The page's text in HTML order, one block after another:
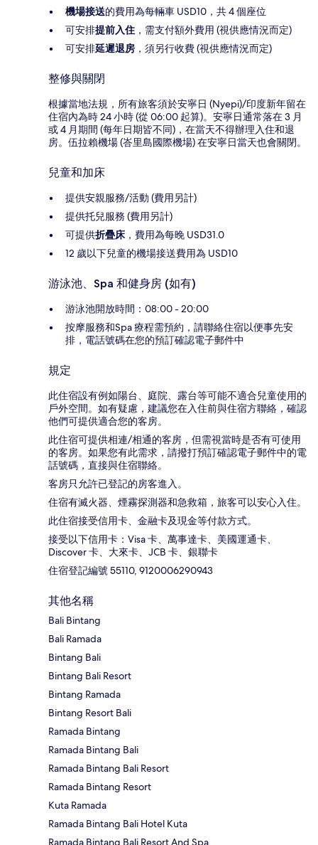
機場接送的費用為每輛車 USD10，共 4 個座位
可安排提前入住 ，需支付額外費用 (視供應情況而定)
可安排延遲退房 ，須另行收費 (視供應情況而定)
整修與關閉
根據當地法規，所有旅客須於安寧日 (Nyepi)/印度新年留在
住宿內為時 24 小時 (從 06:00 起算)。安寧日通常落在 3 月
或 4 月期間 (每年日期皆不同)，在當天不得辦理入住和退
房。伍拉賴機場 (峇里島國際機場) 在安寧日當天也會關閉。
兒童和加床
提供安親服務/活動 (費用另計)
提供托兒服務 (費用另計)
可提供折疊床 ，費用為每晚 USD31.0
12 歲以下兒童的機場接送費用為 USD10
游泳池、Spa 和健身房 (如有)
游泳池開放時間：08:00 - 20:00
按摩服務和Spa 療程需預約，請聯絡住宿以便事先安
排，電話號碼在您的預訂確認電子郵件中
規定
此住宿設有例如陽台、庭院、露台等可能不適合兒童使用的
戶外空間。如有疑慮，建議您在入住前與住宿方聯絡，確認
他們可提供適合您的客房。
此住宿可提供相連/相通的客房，但需視當時是否有可使用
的客房。如果您有此需求，請撥打預訂確認電子郵件中的電
話號碼，直接與住宿聯絡。
客房只允許已登記的房客進入。
住宿有滅火器、煙霧探測器和急救箱，旅客可以安心入住。
此住宿接受信用卡、金融卡及現金等付款方式。
接受以下信用卡：Visa 卡、萬事達卡、美國運通卡、
Discover 卡、大來卡、JCB 卡、銀聯卡
住宿登記編號 55110, 9120006290943
其他名稱
Bali Bintang
Bali Ramada
Bintang Bali
Bintang Bali Resort
Bintang Ramada
Bintang Resort Bali
Ramada Bintang
Ramada Bintang Bali
Ramada Bintang Bali Resort
Ramada Bintang Resort
Kuta Ramada
Ramada Bintang Bali Hotel Kuta
Ramada Bintang Bali Resort And Spa